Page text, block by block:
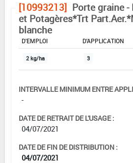
[10993213] Porte graine -
et Potagères*Trt
blanche
DOSE MAX
D'EMPLOI
D'APPLICATION
2 kg/ha 3
INTERVALLE MINIMUM ENTRE
-
DATE DE RETRAIT DE L'USAGE :
04/07/2021
DATE DE FIN DE DISTRIBUTION :
04/07/2021